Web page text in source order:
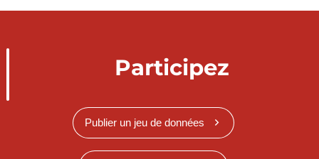
Participez
Publier un jeu de données